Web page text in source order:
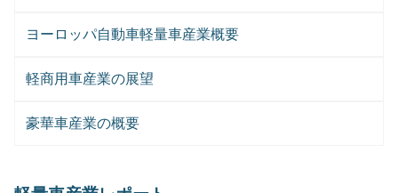
ヨーロッパ自動車軽量車産業概要
軽商用車産業の展望
豪華車産業の概要